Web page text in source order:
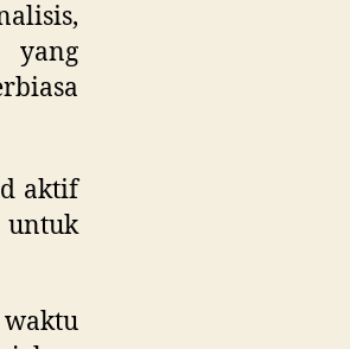
yang
aktif